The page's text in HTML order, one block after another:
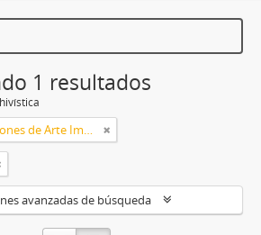
1 resultados
Colección de Publicaciones de Arte Impreso
avanzadas de búsqueda